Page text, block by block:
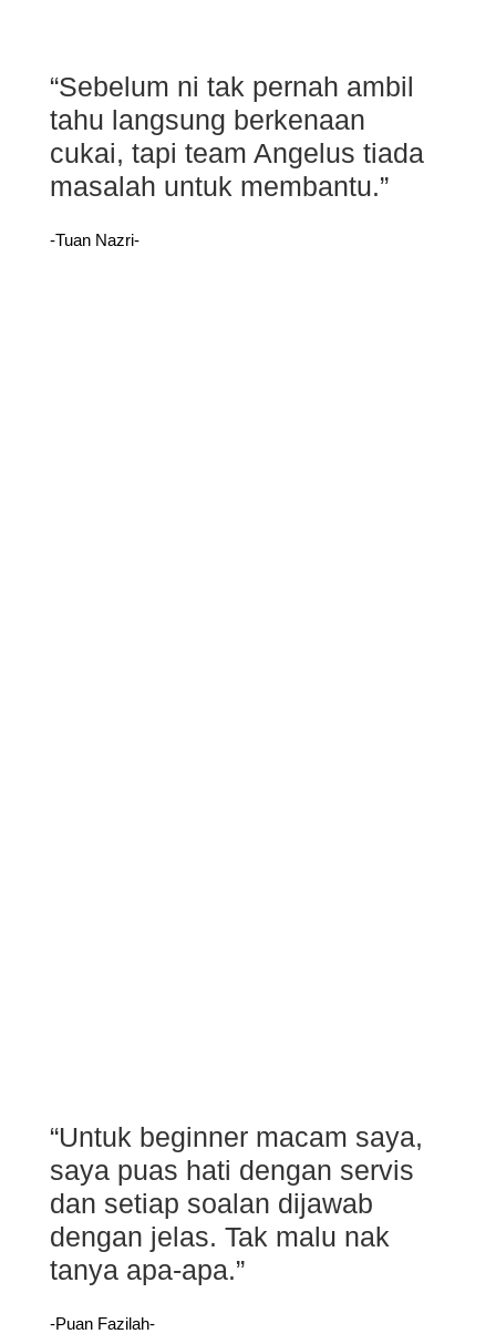
“Sebelum ni tak pernah ambil
tahu langsung berkenaan
cukai, tapi team Angelus tiada
masalah untuk membantu.”
-Tuan Nazri-
“Untuk beginner macam saya,
saya puas hati dengan servis
dan setiap soalan dijawab
dengan jelas. Tak malu nak
tanya apa-apa.”
-Puan Fazilah-